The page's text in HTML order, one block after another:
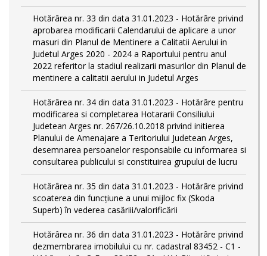
Hotărârea nr. 33 din data 31.01.2023 - Hotărâre privind
aprobarea modificarii Calendarului de aplicare a unor
masuri din Planul de Mentinere a Calitatii Aerului in
Judetul Arges 2020 - 2024 a Raportului pentru anul
2022 referitor la stadiul realizarii masurilor din Planul de
mentinere a calitatii aerului in Judetul Arges
Hotărârea nr. 34 din data 31.01.2023 - Hotărâre pentru
modificarea si completarea Hotararii Consiliului
Judetean Arges nr. 267/26.10.2018 privind initierea
Planului de Amenajare a Teritoriului Judetean Arges,
desemnarea persoanelor responsabile cu informarea si
consultarea publicului si constituirea grupului de lucru
Hotărârea nr. 35 din data 31.01.2023 - Hotărâre privind
scoaterea din funcţiune a unui mijloc fix (Skoda
Superb) în vederea casăriii/valorificării
Hotărârea nr. 36 din data 31.01.2023 - Hotărâre privind
dezmembrarea imobilului cu nr. cadastral 83452 - C1 -